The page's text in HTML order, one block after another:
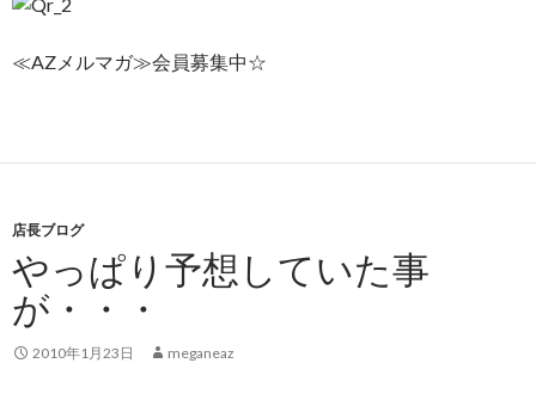
≪AZメルマガ≫会員募集中☆
店長ブログ
やっぱり予想していた事
が・・・
2010年1月23日 meganeaz